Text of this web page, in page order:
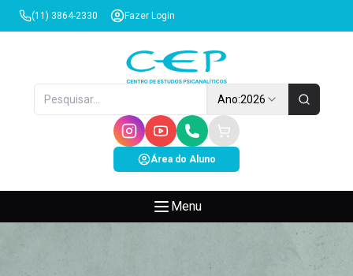
(11) 3864-2330 Fazer Login
Ano:2026
Área do Aluno
Menu